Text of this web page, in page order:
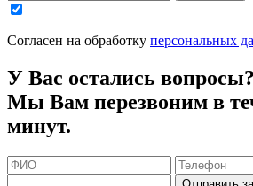
Согласен на обработку персональных
У Вас остались вопросы?
Мы Вам перезвоним в
минут.